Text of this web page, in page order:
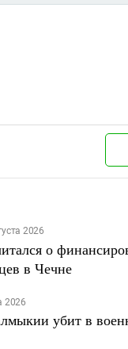
2026
о
в Чечне
2026
убит в